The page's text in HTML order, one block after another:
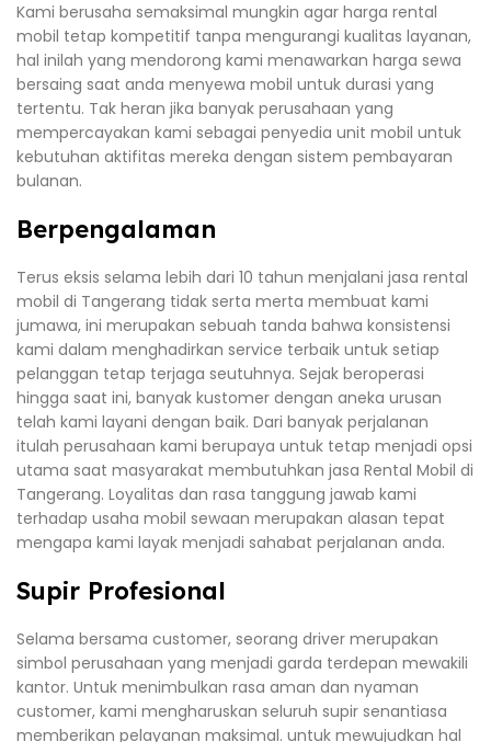
Kami berusaha semaksimal mungkin agar harga rental
mobil tetap kompetitif tanpa mengurangi kualitas layanan,
hal inilah yang mendorong kami menawarkan harga sewa
bersaing saat anda menyewa mobil untuk durasi yang
tertentu. Tak heran jika banyak perusahaan yang
mempercayakan kami sebagai penyedia unit mobil untuk
kebutuhan aktifitas mereka dengan sistem pembayaran
bulanan.
Berpengalaman
Terus eksis selama lebih dari 10 tahun menjalani jasa rental
mobil di Tangerang tidak serta merta membuat kami
jumawa, ini merupakan sebuah tanda bahwa konsistensi
kami dalam menghadirkan service terbaik untuk setiap
pelanggan tetap terjaga seutuhnya. Sejak beroperasi
hingga saat ini, banyak kustomer dengan aneka urusan
telah kami layani dengan baik. Dari banyak perjalanan
itulah perusahaan kami berupaya untuk tetap menjadi opsi
utama saat masyarakat membutuhkan jasa Rental Mobil di
Tangerang. Loyalitas dan rasa tanggung jawab kami
terhadap usaha mobil sewaan merupakan alasan tepat
mengapa kami layak menjadi sahabat perjalanan anda.
Supir Profesional
Selama bersama customer, seorang driver merupakan
simbol perusahaan yang menjadi garda terdepan mewakili
kantor. Untuk menimbulkan rasa aman dan nyaman
customer, kami mengharuskan seluruh supir senantiasa
memberikan pelayanan maksimal. untuk mewujudkan hal